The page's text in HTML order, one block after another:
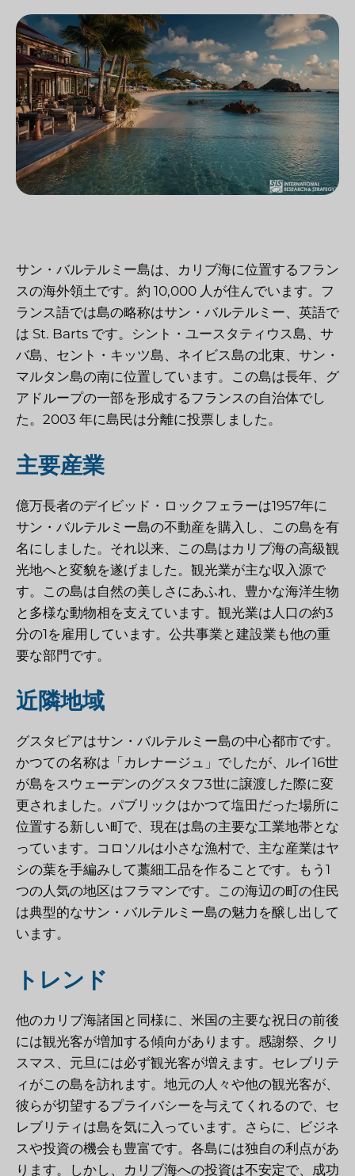
サン・バルテルミー島は、カリブ海に位置するフラン
スの海外領土です。約 10,000 人が住んでいます。フ
ランス語では島の略称はサン・バルテルミー、英語で
は St. Barts です。シント・ユースタティウス島、サ
バ島、セント・キッツ島、ネイビス島の北東、サン・
マルタン島の南に位置しています。この島は長年、グ
アドループの一部を形成するフランスの自治体でし
た。2003 年に島民は分離に投票しました。
主要産業
億万長者のデイビッド・ロックフェラーは1957年に
サン・バルテルミー島の不動産を購入し、この島を有
名にしました。それ以来、この島はカリブ海の高級観
光地へと変貌を遂げました。観光業が主な収入源で
す。この島は自然の美しさにあふれ、豊かな海洋生物
と多様な動物相を支えています。観光業は人口の約3
分の1を雇用しています。公共事業と建設業も他の重
要な部門です。
近隣地域
グスタビアはサン・バルテルミー島の中心都市です。
かつての名称は「カレナージュ」でしたが、ルイ16世
が島をスウェーデンのグスタフ3世に譲渡した際に変
更されました。パブリックはかつて塩田だった場所に
位置する新しい町で、現在は島の主要な工業地帯とな
っています。コロソルは小さな漁村で、主な産業はヤ
シの葉を手編みして藁細工品を作ることです。もう1
つの人気の地区はフラマンです。この海辺の町の住民
は典型的なサン・バルテルミー島の魅力を醸し出して
います。
トレンド
他のカリブ海諸国と同様に、米国の主要な祝日の前後
には観光客が増加する傾向があります。感謝祭、クリ
スマス、元旦には必ず観光客が増えます。セレブリテ
ィがこの島を訪れます。地元の人々や他の観光客が、
彼らが切望するプライバシーを与えてくれるので、セ
レブリティは島を気に入っています。さらに、ビジネ
スや投資の機会も豊富です。各島には独自の利点があ
ります。しかし、カリブ海への投資は不安定で、成功